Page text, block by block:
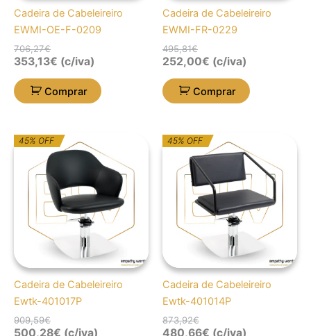
Cadeira de Cabeleireiro
EWMI-OE-F-0209
706,27€
353,13€ (c/iva)
Comprar
Cadeira de Cabeleireiro
EWMI-FR-0229
495,81€
252,00€ (c/iva)
Comprar
45% OFF
Cadeira de Cabeleireiro
Ewtk-401017P
909,59€
O
preço
era:
909,59€.
O
preço
é:
500,28€.
500,28€ (c/iva)
45% OFF
Cadeira de Cabeleireiro
Ewtk-401014P
873,92€
O
preço
original
era:
873,92€.
O
preço
atual
é:
480,66€.
480,66€ (c/iva)